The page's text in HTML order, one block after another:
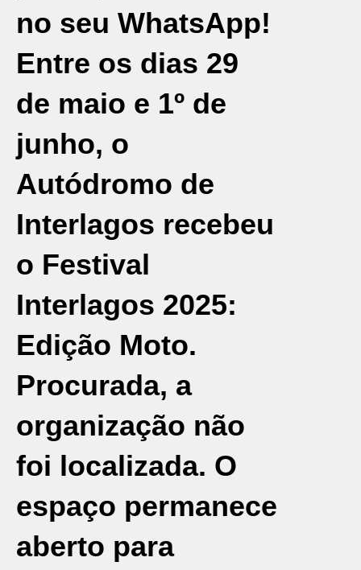
no seu WhatsApp!
Entre os dias 29
de maio e 1º de
junho, o
Autódromo de
Interlagos recebeu
o Festival
Interlagos 2025:
Edição Moto.
Procurada, a
organização não
foi localizada. O
espaço permanece
aberto para